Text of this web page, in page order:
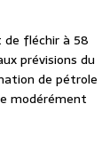
de fléchir à 58
prévisions du
de pétrole
modérément